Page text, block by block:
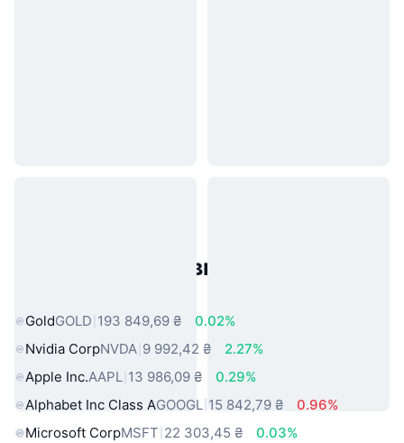
Популярні активи реального
GoldGOLD 193 849,69 ₴
0.02%
Nvidia CorpNVDA 9 992,42 ₴
2.27%
Apple Inc.AAPL 13 986,09 ₴
0.29%
Alphabet Inc Class AGOOGL 15 842,79 ₴
0.96%
Microsoft CorpMSFT 22 303,45 ₴ 0.03%